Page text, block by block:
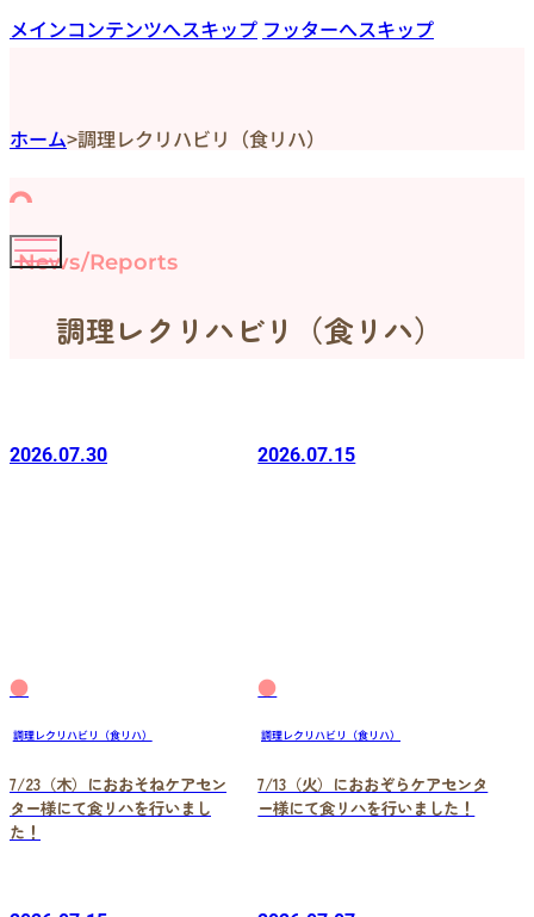
メインコンテンツへスキップ フッターへスキップ
ホーム>調理レクリハビリ（食リハ）
News/Reports
調理レクリハビリ（食リハ）
2026.07.30
●
調理レクリハビリ（食リハ）
7/23（木）におおそねケアセン
ター様にて食リハを行いまし
た！
2026.07.15
●
調理レクリハビリ（食リハ）
7/13（火）におおぞらケアセンタ
ー様にて食リハを行いました！